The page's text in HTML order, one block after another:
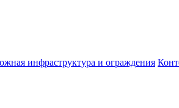
инфраструктура и ограждения